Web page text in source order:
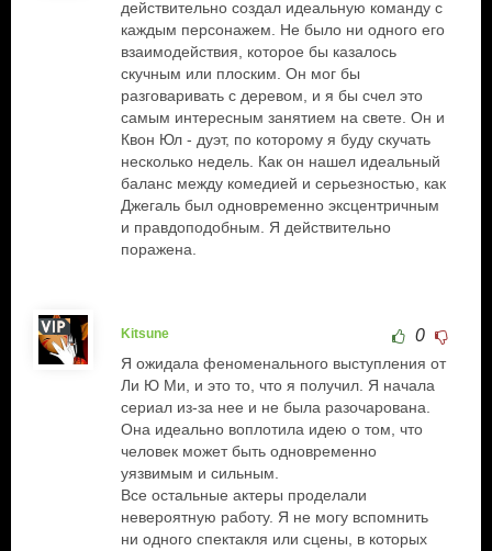
действительно создал идеальную команду с
каждым персонажем. Не было ни одного его
взаимодействия, которое бы казалось
скучным или плоским. Он мог бы
разговаривать с деревом, и я бы счел это
самым интересным занятием на свете. Он и
Квон Юл - дуэт, по которому я буду скучать
несколько недель. Как он нашел идеальный
баланс между комедией и серьезностью, как
Джегаль был одновременно эксцентричным
и правдоподобным. Я действительно
поражена.
Kitsune 0
Я ожидала феноменального выступления от
Ли Ю Ми, и это то, что я получил. Я начала
сериал из-за нее и не была разочарована.
Она идеально воплотила идею о том, что
человек может быть одновременно
уязвимым и сильным.
Все остальные актеры проделали
невероятную работу. Я не могу вспомнить
ни одного спектакля или сцены, в которых